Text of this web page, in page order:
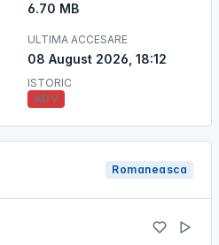
6.70 MB
ULTIMA ACCESARE
08 August 2026, 18:12
ISTORIC
ADV
Romaneasca